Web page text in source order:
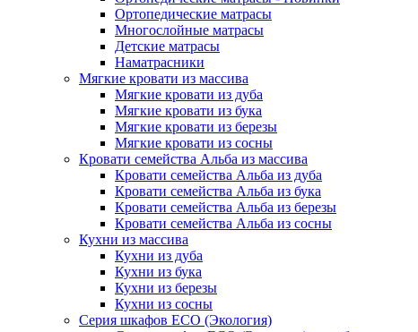
Ортопедические матрасы
Многослойные матрасы
Детские матрасы
Наматрасники
Мягкие кровати из массива
Мягкие кровати из дуба
Мягкие кровати из бука
Мягкие кровати из березы
Мягкие кровати из сосны
Кровати семейства Альба из массива
Кровати семейства Альба из дуба
Кровати семейства Альба из бука
Кровати семейства Альба из березы
Кровати семейства Альба из сосны
Кухни из массива
Кухни из дуба
Кухни из бука
Кухни из березы
Кухни из сосны
Серия шкафов ECO (Экология)